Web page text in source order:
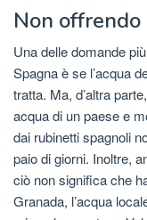
Non
Una delle domande
Spagna è se l’acqua
tratta. Ma, d’altra
acqua di un paese e
dai rubinetti spagnoli
paio di giorni. Inoltre,
ciò non significa che
Granada, l’acqua